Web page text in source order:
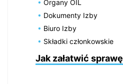
Organy OIL
Dokumenty Izby
Biuro Izby
Składki członkowskie
Jak załatwić sprawę